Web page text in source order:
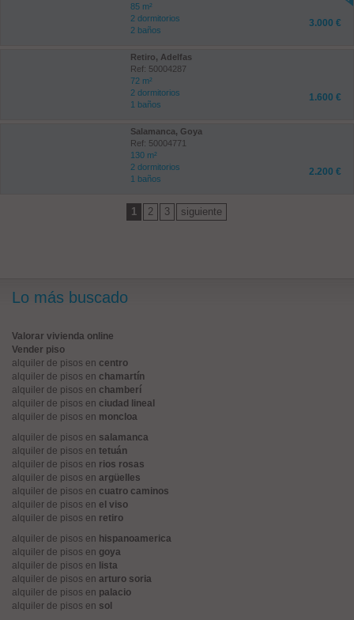
85 m²
2 dormitorios
2 baños
3.000 €
Retiro, Adelfas
Ref: 50004287
72 m²
2 dormitorios
1 baños
1.600 €
Salamanca, Goya
Ref: 50004771
130 m²
2 dormitorios
1 baños
2.200 €
1 2 3 siguiente
Lo más buscado
Valorar vivienda online
Vender piso
alquiler de pisos en centro
alquiler de pisos en chamartín
alquiler de pisos en chamberí
alquiler de pisos en ciudad lineal
alquiler de pisos en moncloa
alquiler de pisos en salamanca
alquiler de pisos en tetuán
alquiler de pisos en rios rosas
alquiler de pisos en argüelles
alquiler de pisos en cuatro caminos
alquiler de pisos en el viso
alquiler de pisos en retiro
alquiler de pisos en hispanoamerica
alquiler de pisos en goya
alquiler de pisos en lista
alquiler de pisos en arturo soria
alquiler de pisos en palacio
alquiler de pisos en sol